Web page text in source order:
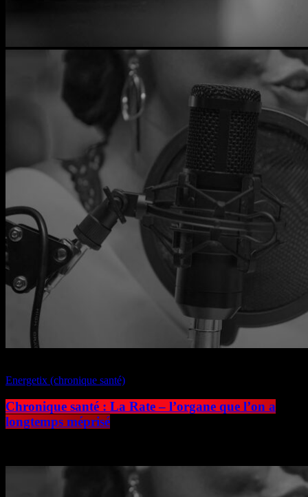
Energetix (chronique santé)
Chronique santé : La Rate – l’organe que l’on a
longtemps méprisé